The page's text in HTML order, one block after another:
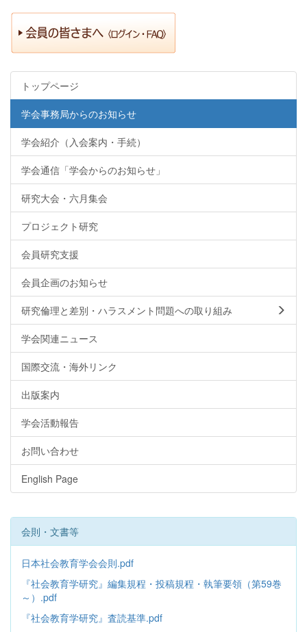
トップページ
学会事務局からのお知らせ
学会紹介（入会案内・手続）
学会通信「学会からのお知らせ」
研究大会・六月集会
プロジェクト研究
会員研究支援
会員企画のお知らせ
研究倫理と差別・ハラスメント問題への取り組み
学会関連ニュース
国際交流・海外リンク
出版案内
学会活動報告
お問い合わせ
English Page
会則・文書等
日本社会教育学会会則.pdf
『社会教育学研究』編集規程・投稿規程・執筆要領（第59巻
～）.pdf
『社会教育学研究』査読基準.pdf